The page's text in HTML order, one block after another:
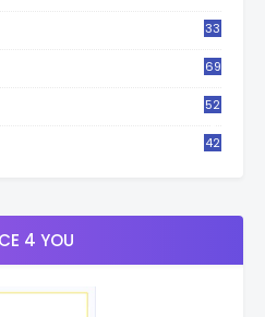
33
69
52
42
4 YOU